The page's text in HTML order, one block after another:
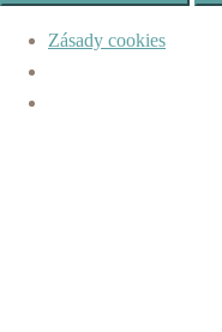
Zásady cookies